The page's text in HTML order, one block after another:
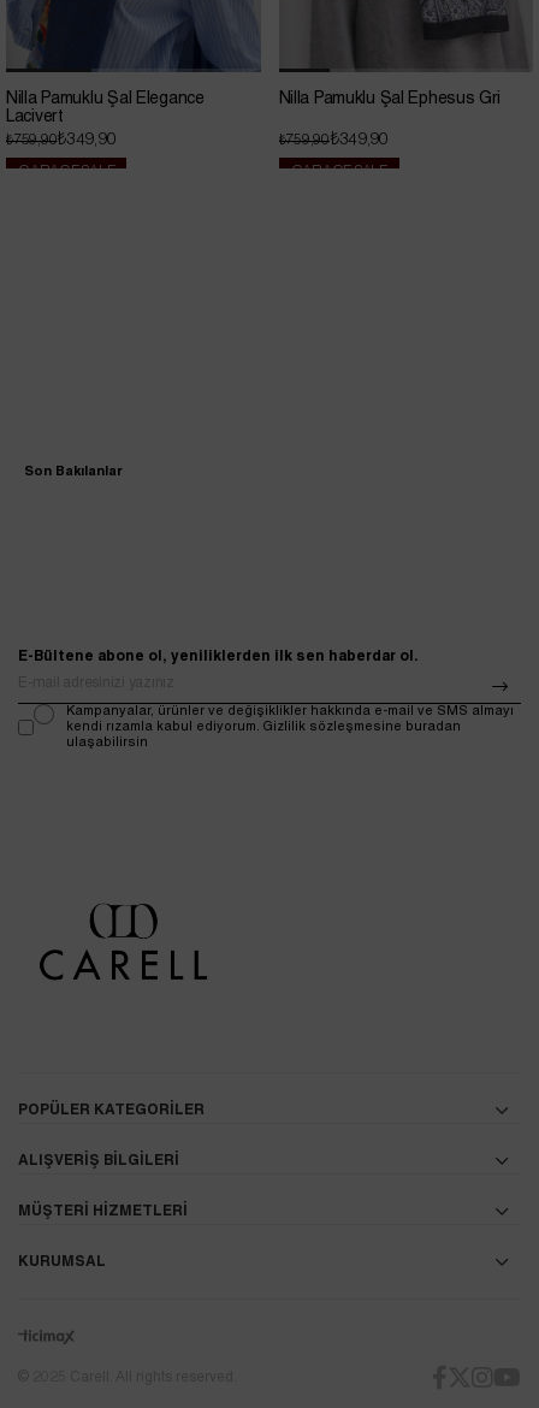
Nilla Pamuklu Şal Elegance
Lacivert
₺349,90
₺759,90
GARAGE SALE
Nilla Pamuklu Şal Ephesus Gri
₺349,90
₺759,90
GARAGE SALE
Son Bakılanlar
E-Bültene abone ol, yeniliklerden ilk sen haberdar ol.
Kampanyalar, ürünler ve değişiklikler hakkında e-mail ve SMS almayı
kendi rızamla kabul ediyorum. Gizlilik sözleşmesine buradan
ulaşabilirsin
POPÜLER KATEGORİLER
ALIŞVERİŞ BİLGİLERİ
MÜŞTERİ HİZMETLERİ
KURUMSAL